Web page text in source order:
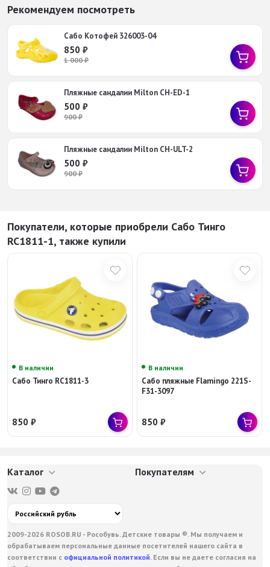
Рекомендуем посмотреть
Сабо Котофей 326003-04
850 ₽
1 000₽
Пляжные сандалии Milton CH-ED-1
500 ₽
900₽
Пляжные сандалии Milton CH-ULT-2
500 ₽
900₽
Покупатели, которые приобрели Сабо Тинго
RC1811-1, также купили
В наличии
Сабо Тинго RC1811-3
850₽
В наличии
Сабо пляжные Flamingo 221S-
F31-3097
850₽
Каталог Покупателям
2009-2026 ROSOB.RU - Рособувь. Детские товары ®. Мы получаем и
обрабатываем персональные данные посетителей нашего сайта в
соответствии с официальной политикой. Если вы не даете согласия на